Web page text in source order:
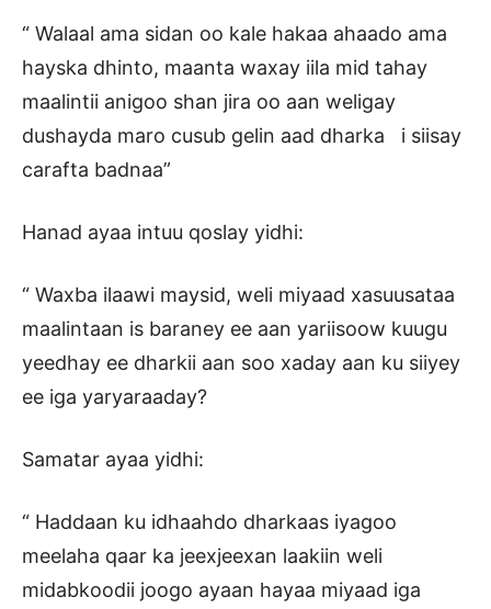
“ Walaal ama sidan oo kale hakaa ahaado ama
hayska dhinto, maanta waxay iila mid tahay
maalintii anigoo shan jira oo aan weligay
dushayda maro cusub gelin aad dharka i siisay
carafta badnaa”
Hanad ayaa intuu qoslay yidhi:
“ Waxba ilaawi maysid, weli miyaad xasuusataa
maalintaan is baraney ee aan yariisoow kuugu
yeedhay ee dharkii aan soo xaday aan ku siiyey
ee iga yaryaraaday?
Samatar ayaa yidhi:
“ Haddaan ku idhaahdo dharkaas iyagoo
meelaha qaar ka jeexjeexan laakiin weli
midabkoodii joogo ayaan hayaa miyaad iga